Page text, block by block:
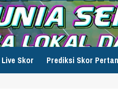
Live Skor Prediksi Skor